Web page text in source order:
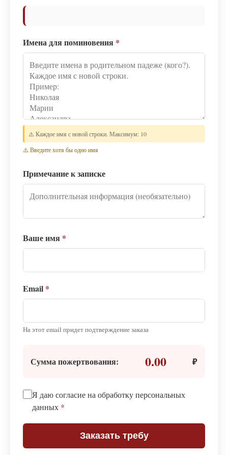
Имена для поминовения *
⚠️ Каждое имя с новой строки. Максимум: 10
⚠️ Введите хотя бы одно имя
Примечание к записке
Ваше имя *
Email *
На этот email придет подтверждение заказа
Сумма пожертвования: 0.00 ₽
Я даю согласие на обработку персональных
данных *
Заказать требу